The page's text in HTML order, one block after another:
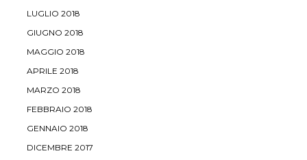
LUGLIO 2018
GIUGNO 2018
MAGGIO 2018
APRILE 2018
MARZO 2018
FEBBRAIO 2018
GENNAIO 2018
DICEMBRE 2017